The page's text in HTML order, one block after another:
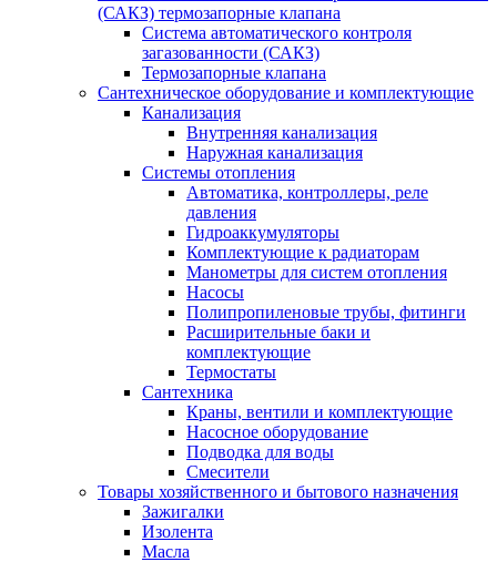
(САКЗ) термозапорные клапана
Система автоматического контроля
загазованности (САКЗ)
Термозапорные клапана
Сантехническое оборудование и комплектующие
Канализация
Внутренняя канализация
Наружная канализация
Системы отопления
Автоматика, контроллеры, реле
давления
Гидроаккумуляторы
Комплектующие к радиаторам
Манометры для систем отопления
Насосы
Полипропиленовые трубы, фитинги
Расширительные баки и
комплектующие
Термостаты
Сантехника
Краны, вентили и комплектующие
Насосное оборудование
Подводка для воды
Смесители
Товары хозяйственного и бытового назначения
Зажигалки
Изолента
Масла